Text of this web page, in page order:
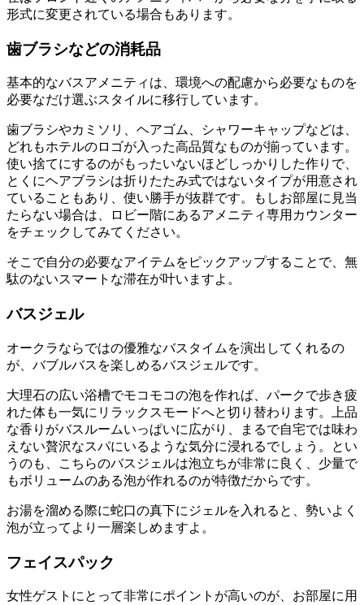
形式に変更されている場合もあります。
歯ブラシなどの消耗品
基本的なバスアメニティは、環境への配慮から必要なものを
必要なだけ選ぶスタイルに移行しています。
歯ブラシやカミソリ、ヘアゴム、シャワーキャップなどは、
どれもホテルのロゴが入った高品質なものが揃っています。
使い捨てにするのがもったいないほどしっかりした作りで、
とくにヘアブラシは折りたたみ式ではないタイプが用意され
ていることもあり、使い勝手が抜群です。もしお部屋に見当
たらない場合は、ロビー階にあるアメニティ専用カウンター
をチェックしてみてください。
そこで自分の必要なアイテムをピックアップすることで、無
駄のないスマートな滞在が叶いますよ。
バスジェル
オークラならではの優雅なバスタイムを演出してくれるの
が、バブルバスを楽しめるバスジェルです。
大理石の広い浴槽でモコモコの泡を作れば、パークで歩き疲
れた体も一気にリラックスモードへと切り替わります。上品
な香りがバスルームいっぱいに広がり、まるで自宅では味わ
えない贅沢なスパにいるような気分に浸れるでしょう。とい
うのも、こちらのバスジェルは泡立ちが非常に良く、少量で
もボリュームのある泡が作れるのが特徴だからです。
お湯を溜める際に蛇口の真下にジェルを入れると、勢いよく
泡が立ってより一層楽しめますよ。
フェイスパック
女性ゲストにとって非常にポイントが高いのが、お部屋に用